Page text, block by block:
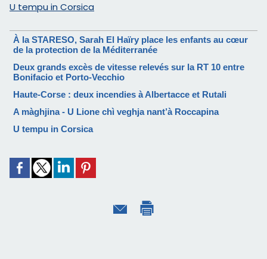
U tempu in Corsica
À la STARESO, Sarah El Haïry place les enfants au cœur
de la protection de la Méditerranée
Deux grands excès de vitesse relevés sur la RT 10 entre
Bonifacio et Porto-Vecchio
Haute-Corse : deux incendies à Albertacce et Rutali
A màghjina - U Lione chì veghja nant’à Roccapina
U tempu in Corsica